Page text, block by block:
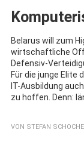
Belarus will zum
wirtschaftliche
Defensiv-
Für die junge Elite
IT-Ausbildung
zu hoffen. Denn:
VON STEFAN